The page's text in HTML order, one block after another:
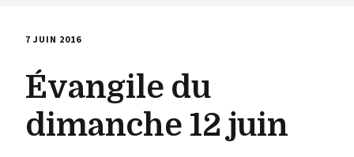
7 JUIN 2016
Évangile du
dimanche 12 juin